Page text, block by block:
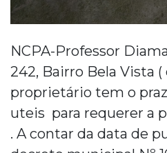
NCPA-Professor
242, Bairro Bela Vista
proprietário tem o
uteis para requerer a
. A contar da data de